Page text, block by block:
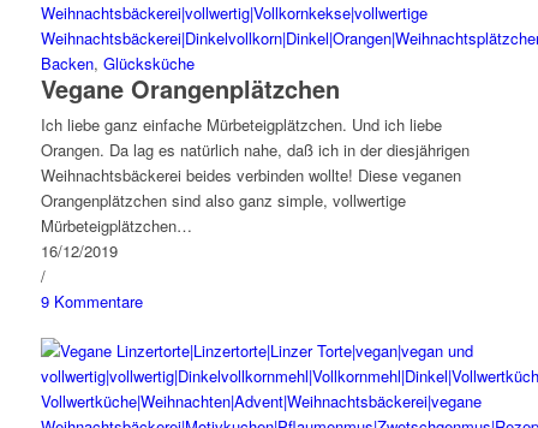
Backen, Glücksküche
Vegane Orangenplätzchen
Ich liebe ganz einfache Mürbeteigplätzchen. Und ich liebe
Orangen. Da lag es natürlich nahe, daß ich in der diesjährigen
Weihnachtsbäckerei beides verbinden wollte! Diese veganen
Orangenplätzchen sind also ganz simple, vollwertige
Mürbeteigplätzchen…
16/12/2019
/
9 Kommentare